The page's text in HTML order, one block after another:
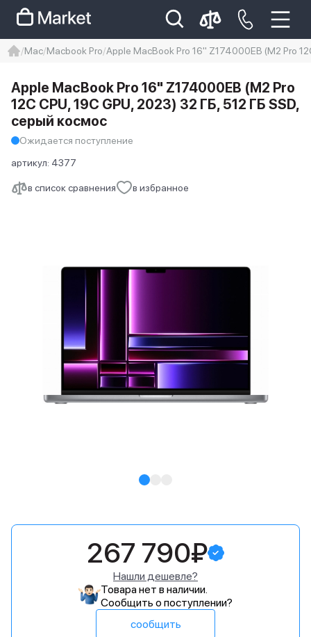
Iphone 14 pro max
айфон 14
Mac Macbook Pro Apple MacBook Pro 16" Z174000EB (M2 Pro
в список сравнения в избранное
Apple MacBook Pro 16" Z174000EB (M2 Pro
12C CPU, 19C GPU, 2023) 32 ГБ, 512 ГБ SSD,
серый космос
Ожидается поступление
артикул: 4377
267 790₽
Нашли дешевле?
Товара нет в наличии.
Сообщить о поступлении?
сообщить